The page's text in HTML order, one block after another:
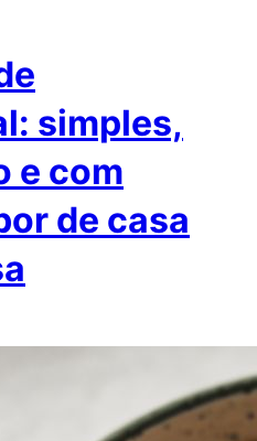
simples,
e com
de casa